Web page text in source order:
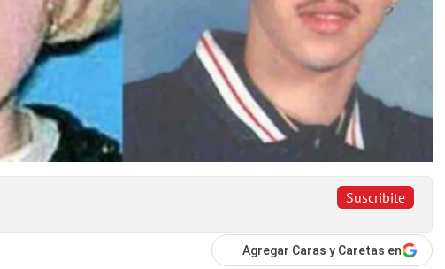
Suscribite
Agregar Caras y Caretas en